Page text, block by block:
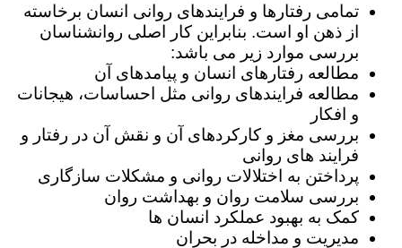
تمامی رفتارها و فرایندهای روانی انسان برخاسته
از ذهن او است. بنابراین کار اصلی روانشناسان
بررسی موارد زیر می باشد:
مطالعه رفتارهای انسان و پیامدهای آن
مطالعه فرایندهای روانی مثل احساسات، هیجانات
و افکار
بررسی مغز و کارکردهای آن و نقش آن در رفتار و
فرایند های روانی
پرداختن به اختلالات روانی و مشکلات سازگاری
بررسی سلامت روان و بهداشت روان
کمک به بهبود عملکرد انسان ها
مدیریت و مداخله در بحران